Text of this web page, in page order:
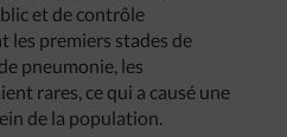
et de contrôle
les premiers stades de
pneumonie, les
rares, ce qui a causé une
de la population.